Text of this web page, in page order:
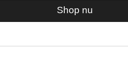
Shop nu